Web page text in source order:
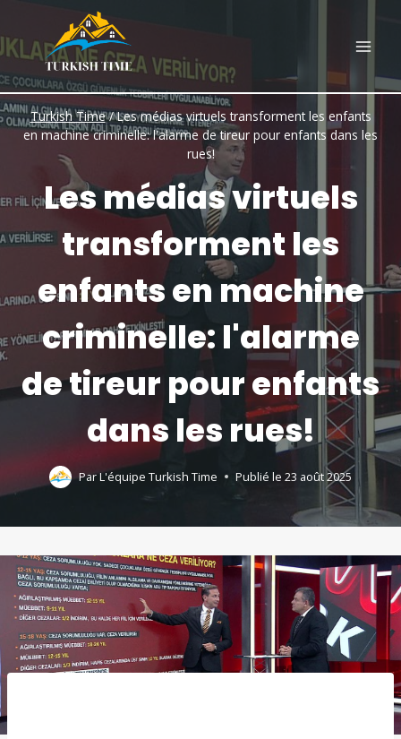
to
content
Turkish Time/Les médias virtuels transforment les enfants
en machine criminelle: l'alarme de tireur pour enfants dans les
rues!
Les médias virtuels
transforment les
enfants en machine
criminelle: l'alarme
de tireur pour enfants
dans les rues!
Par L'équipe Turkish Time Publié le 23 août 2025